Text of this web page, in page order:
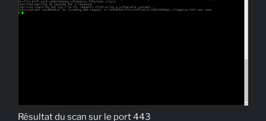
Résultat du scan sur le port 443